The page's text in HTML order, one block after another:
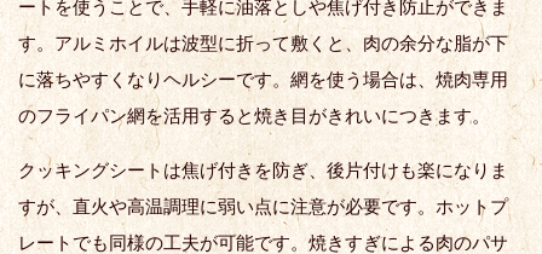
ートを使うことで、手軽に油落としや焦げ付き防止ができま
す。アルミホイルは波型に折って敷くと、肉の余分な脂が下
に落ちやすくなりヘルシーです。網を使う場合は、焼肉専用
のフライパン網を活用すると焼き目がきれいにつきます。
クッキングシートは焦げ付きを防ぎ、後片付けも楽になりま
すが、直火や高温調理に弱い点に注意が必要です。ホットプ
レートでも同様の工夫が可能です。焼きすぎによる肉のパサ